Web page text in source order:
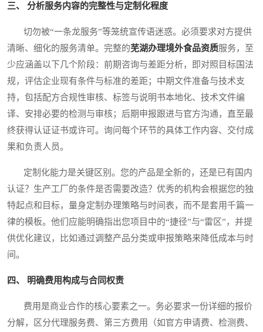
三、 分析服务内容的完整性与定制化程度
切勿被“一条龙服务”等笼统宣传语迷惑。必须要求对方提供
清晰、细化的服务清单。完整的芜湖办理境外食品资质服务，至
少应涵盖以下几个阶段：前期咨询与差距分析，即对照目标国法
规，评估企业现有条件与标准的差距；中期文件准备与技术支
持，包括配方合规性审核、标签与说明书本地化、技术文件编
译、安排必要的检测与审核；后期申报跟进与官方沟通，直至最
终获得认证证书或许可。询问每个环节的具体工作内容、交付成
果和负责人员。
定制化能力是关键区别。您的产品是全新的，还是已有国内
认证？生产工厂的条件是否需要改造？优秀的机构会根据您的独
特起点和目标，量身定制办理策略与时间表，而不是套用千篇一
律的模板。他们应能明确指出您项目中的“捷径”与“雷区”，并提
供优化建议，比如通过调整产品分类或申报策略来降低成本与时
间。
四、 明确费用构成与合同权责
费用是商业合作的核心要素之一。务必要求一份详细的报价
分解，区分代理服务费、第三方费用（如官方申请费、检测费、